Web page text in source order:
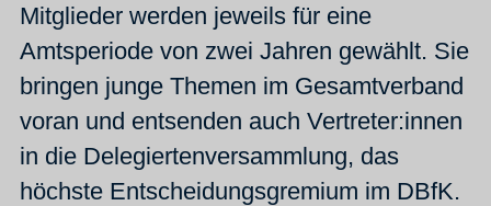
Mitglieder werden jeweils für eine
Amtsperiode von zwei Jahren gewählt. Sie
bringen junge Themen im Gesamtverband
voran und entsenden auch Vertreter:innen
in die Delegiertenversammlung, das
höchste Entscheidungsgremium im DBfK.